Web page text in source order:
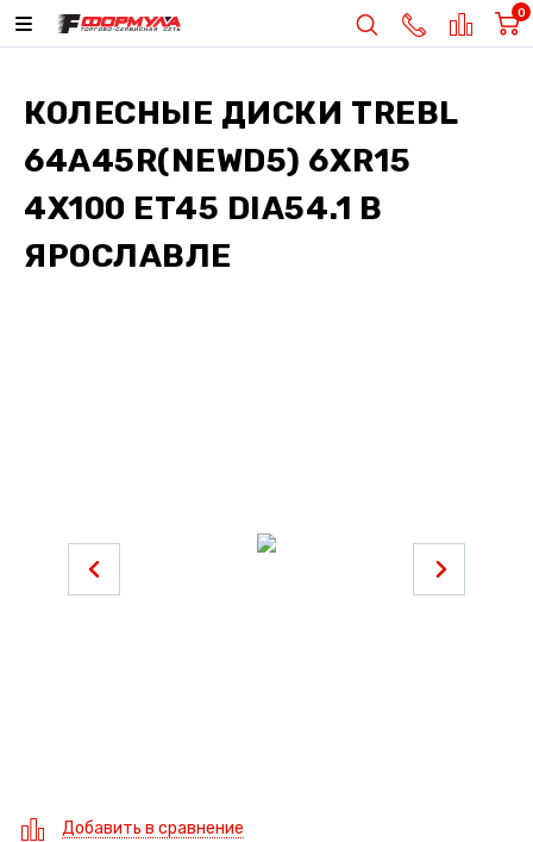
0
КОЛЕСНЫЕ ДИСКИ TREBL
64A45R(NEWD5) 6XR15
4X100 ET45 DIA54.1 В
ЯРОСЛАВЛЕ
Добавить в сравнение